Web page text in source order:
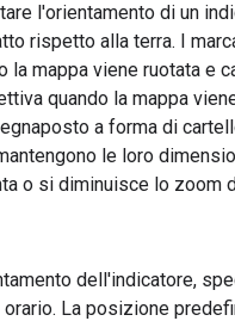
l'orientamento di un
rispetto alla terra. I
la mappa viene ruotata e
quando la mappa
a forma di
le loro
o si diminuisce lo zoom
dell'indicatore,
La posizione